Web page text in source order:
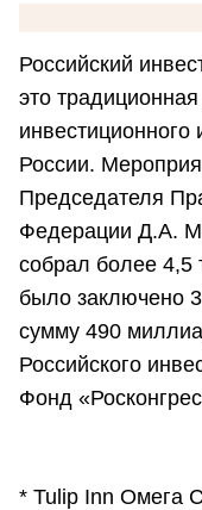
Российский
это
инвестиционного
России.
Председателя
Федерации Д.А.
собрал более 4,5
было заключено
сумму 490
Российского
Фонд
* Tulip Inn Омега